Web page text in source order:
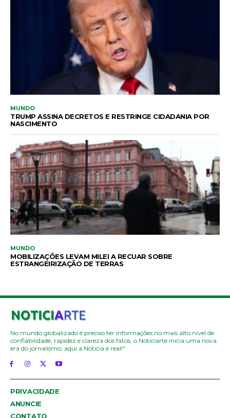
MUNDO
TRUMP ASSINA DECRETOS E RESTRINGE CIDADANIA POR
NASCIMENTO
MUNDO
MOBILIZAÇÕES LEVAM MILEI A RECUAR SOBRE
ESTRANGEIRIZAÇÃO DE TERRAS
No mundo globalizado é preciso ter informações no mais alto nível de
confiabilidade, rapidez e clareza dos fatos, o Noticiarte inicia uma nova
era do jornalismo, aqui a Noticia é real!"
PRIVACIDADE
ANUNCIE
CONTATO